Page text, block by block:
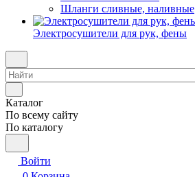
Шланги сливные, наливные
Электросушители для рук, фены
Каталог
По всему сайту
По каталогу
Войти